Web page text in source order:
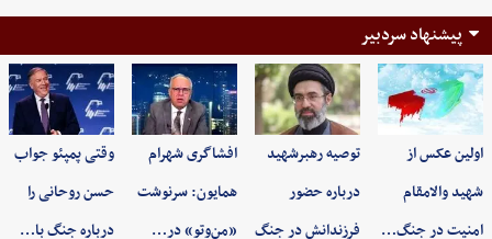
پیشنهاد سردبیر
اولین عکس از
شهید والامقام
امنیت در جنگ…
توصیه رهبرشهید
درباره حضور
فرزندانش در جنگ
افشاگری شهرام
همایون: سرنوشت
«من‌وتو» در…
وقتی پمپئو جواب
حسن روحانی را
درباره جنگ با…